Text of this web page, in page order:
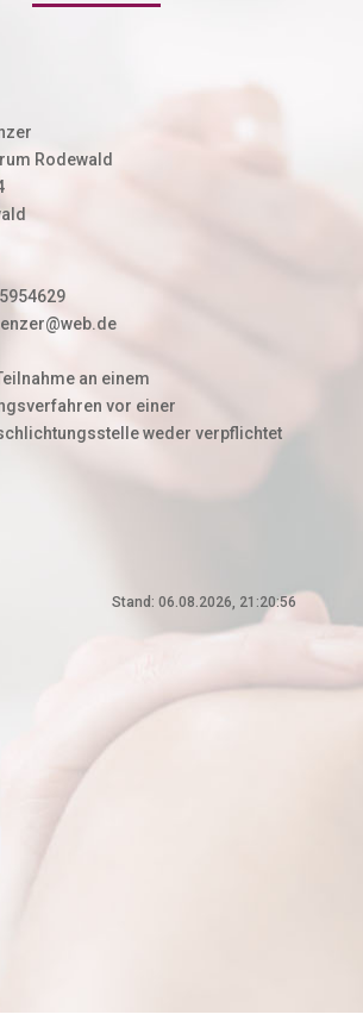
Rodewald
an einem
vor einer
weder verpflichtet
Stand: 06.08.2026, 21:20:56